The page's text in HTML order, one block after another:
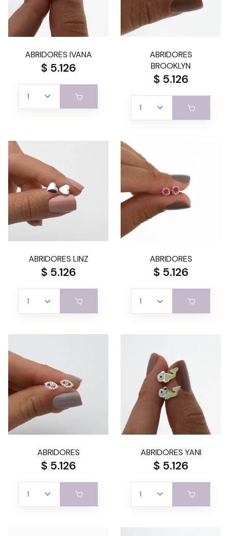
ABRIDORES IVANA
$ 5.126
ABRIDORES
BROOKLYN
$ 5.126
ABRIDORES LINZ
$ 5.126
ABRIDORES
$ 5.126
ABRIDORES
$ 5.126
ABRIDORES YANI
$ 5.126